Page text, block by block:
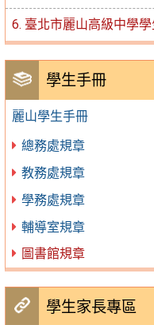
6. 臺北市麗山高級中學
學生手冊
麗山學生手冊
總務處規章
教務處規章
學務處規章
輔導室規章
圖書館規章
學生家長專區